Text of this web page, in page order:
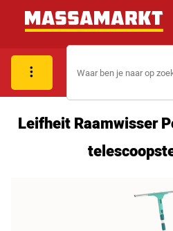
Leifheit Raamwisser